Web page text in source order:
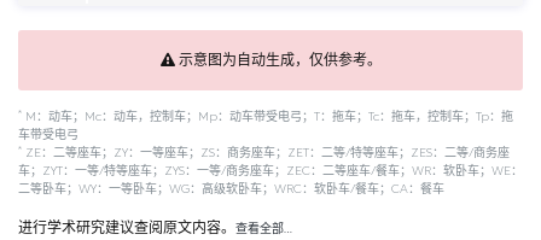
示意图为自动生成，仅供参考。
* M：动车；Mc：动车，控制车；Mp：动车带受电弓；T：拖车；Tc：拖车，控制车；Tp：拖
车带受电弓
* ZE：二等座车；ZY：一等座车；ZS：商务座车；ZET：二等/特等座车；ZES：二等/商务座
车；ZYT：一等/特等座车；ZYS：一等/商务座车；ZEC：二等座车/餐车；WR：软卧车；WE：
二等卧车；WY：一等卧车；WG：高级软卧车；WRC：软卧车/餐车；CA：餐车
进行学术研究建议查阅原文内容。 查看全部…